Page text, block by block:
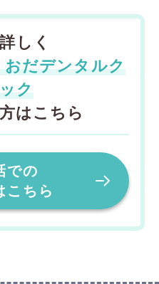
しく
だデンタルク
ク
はこちら
での
こちら